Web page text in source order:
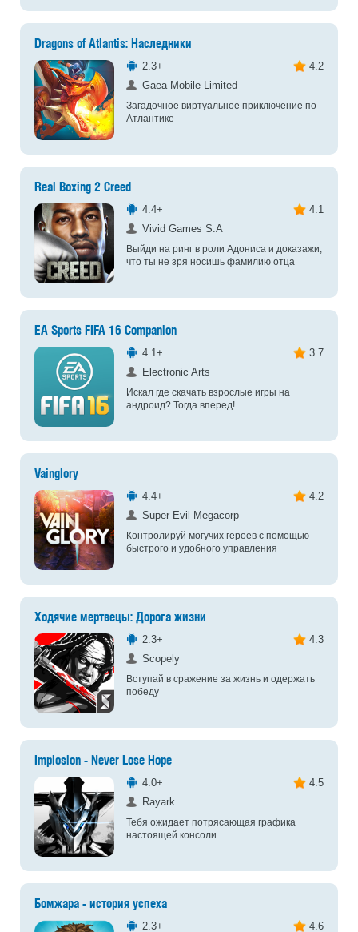
Dragons of Atlantis: Наследники
2.3+
4.2
Gaea Mobile Limited
Загадочное виртуальное приключение по
Атлантике
Real Boxing 2 Creed
4.4+
4.1
Vivid Games S.A
Выйди на ринг в роли Адониса и доказажи,
что ты не зря носишь фамилию отца
EA Sports FIFA 16 Companion
4.1+
3.7
Electronic Arts
Искал где скачать взрослые игры на
андроид? Тогда вперед!
Vainglory
4.4+
4.2
Super Evil Megacorp
Контролируй могучих героев с помощью
быстрого и удобного управления
Ходячие мертвецы: Дорога жизни
2.3+
4.3
Scopely
Вступай в сражение за жизнь и одержать
победу
Implosion - Never Lose Hope
4.0+
4.5
Rayark
Тебя ожидает потрясающая графика
настоящей консоли
Бомжара - история успеха
2.3+
4.6